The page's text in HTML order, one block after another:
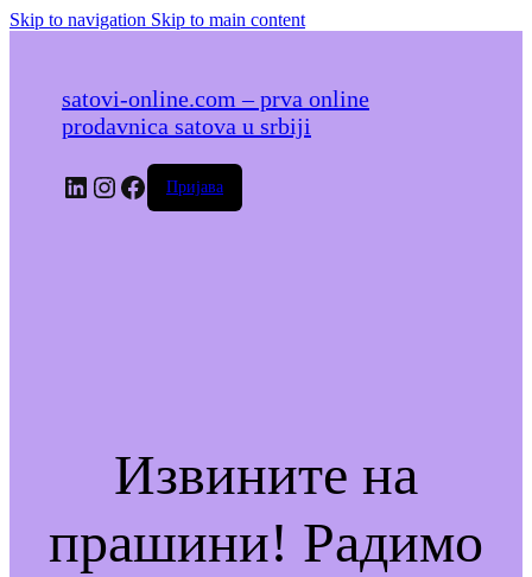
Skip to navigation Skip to main content
satovi-online.com – prva online
prodavnica satova u srbiji
LinkedIn
Instagram
Facebook
Пријава
Извините на
прашини! Радимо